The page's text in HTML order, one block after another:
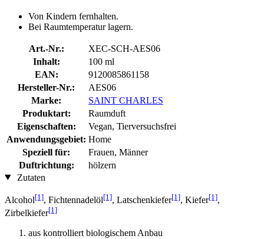
Von Kindern fernhalten.
Bei Raumtemperatur lagern.
Art.-Nr.:
XEC-SCH-AES06
Inhalt:
100 ml
EAN:
9120085861158
Hersteller-Nr.:
AES06
Marke:
SAINT CHARLES
Produktart:
Raumduft
Eigenschaften:
Vegan, Tierversuchsfrei
Anwendungsgebiet: Home
Speziell für:
Frauen, Männer
Duftrichtung:
hölzern
Zutaten
Alcohol[1], Fichtennadelöl[1], Latschenkiefer[1], Kiefer[1],
Zirbelkiefer[1]
aus kontrolliert biologischem Anbau